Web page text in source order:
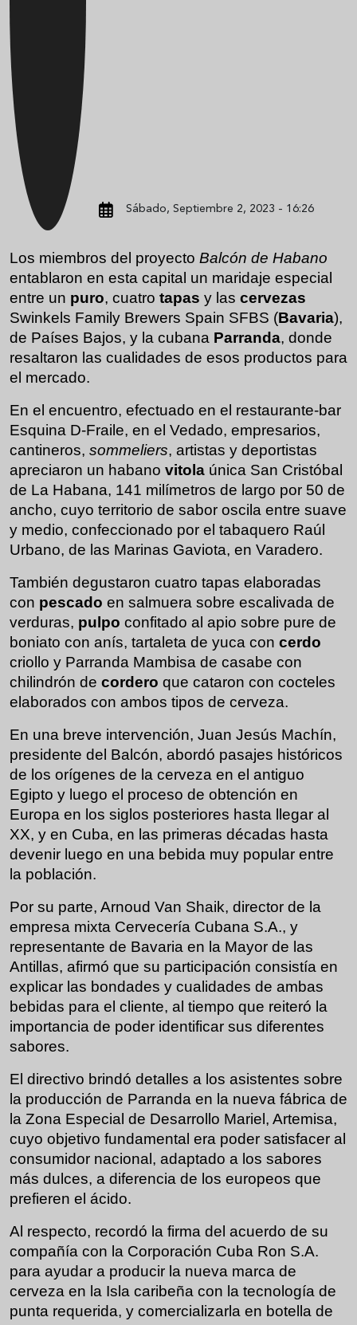
Sábado, Septiembre 2, 2023 - 16:26
Los miembros del proyecto Balcón de Habano
entablaron en esta capital un maridaje especial
entre un puro, cuatro tapas y las cervezas
Swinkels Family Brewers Spain SFBS (Bavaria),
de Países Bajos, y la cubana Parranda, donde
resaltaron las cualidades de esos productos para
el mercado.
En el encuentro, efectuado en el restaurante-bar
Esquina D-Fraile, en el Vedado, empresarios,
cantineros, sommeliers, artistas y deportistas
apreciaron un habano vitola única San Cristóbal
de La Habana, 141 milímetros de largo por 50 de
ancho, cuyo territorio de sabor oscila entre suave
y medio, confeccionado por el tabaquero Raúl
Urbano, de las Marinas Gaviota, en Varadero.
También degustaron cuatro tapas elaboradas
con pescado en salmuera sobre escalivada de
verduras, pulpo confitado al apio sobre pure de
boniato con anís, tartaleta de yuca con cerdo
criollo y Parranda Mambisa de casabe con
chilindrón de cordero que cataron con cocteles
elaborados con ambos tipos de cerveza.
En una breve intervención, Juan Jesús Machín,
presidente del Balcón, abordó pasajes históricos
de los orígenes de la cerveza en el antiguo
Egipto y luego el proceso de obtención en
Europa en los siglos posteriores hasta llegar al
XX, y en Cuba, en las primeras décadas hasta
devenir luego en una bebida muy popular entre
la población.
Por su parte, Arnoud Van Shaik, director de la
empresa mixta Cervecería Cubana S.A., y
representante de Bavaria en la Mayor de las
Antillas, afirmó que su participación consistía en
explicar las bondades y cualidades de ambas
bebidas para el cliente, al tiempo que reiteró la
importancia de poder identificar sus diferentes
sabores.
El directivo brindó detalles a los asistentes sobre
la producción de Parranda en la nueva fábrica de
la Zona Especial de Desarrollo Mariel, Artemisa,
cuyo objetivo fundamental era poder satisfacer al
consumidor nacional, adaptado a los sabores
más dulces, a diferencia de los europeos que
prefieren el ácido.
Al respecto, recordó la firma del acuerdo de su
compañía con la Corporación Cuba Ron S.A.
para ayudar a producir la nueva marca de
cerveza en la Isla caribeña con la tecnología de
punta requerida, y comercializarla en botella de